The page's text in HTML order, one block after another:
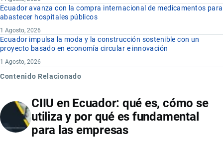
Ecuador avanza con la compra internacional de medicamentos para
abastecer hospitales públicos
1 Agosto, 2026
Ecuador impulsa la moda y la construcción sostenible con un
proyecto basado en economía circular e innovación
1 Agosto, 2026
Contenido Relacionado
CIIU en Ecuador: qué es, cómo se
utiliza y por qué es fundamental
para las empresas